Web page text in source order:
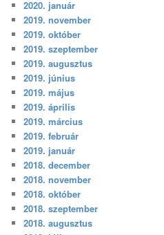
2020. január
2019. november
2019. október
2019. szeptember
2019. augusztus
2019. június
2019. május
2019. április
2019. március
2019. február
2019. január
2018. december
2018. november
2018. október
2018. szeptember
2018. augusztus